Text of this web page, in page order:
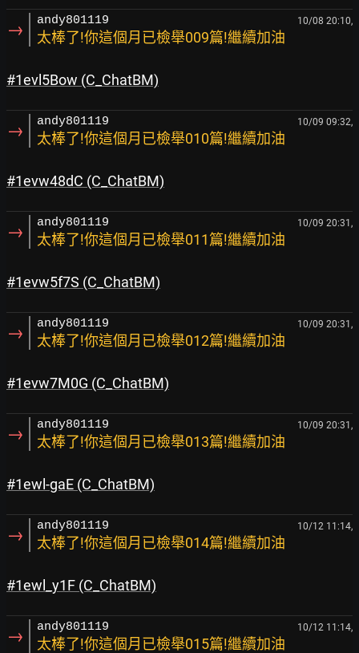
→ andy801119 10/08 20:10,
太棒了!你這個月已檢舉009篇!繼續加油
#1evl5Bow (C_ChatBM)
→ andy801119 10/09 09:32,
太棒了!你這個月已檢舉010篇!繼續加油
#1evw48dC (C_ChatBM)
→ andy801119 10/09 20:31,
太棒了!你這個月已檢舉011篇!繼續加油
#1evw5f7S (C_ChatBM)
→ andy801119 10/09 20:31,
太棒了!你這個月已檢舉012篇!繼續加油
#1evw7M0G (C_ChatBM)
→ andy801119 10/09 20:31,
太棒了!你這個月已檢舉013篇!繼續加油
#1ewl-gaE (C_ChatBM)
→ andy801119 10/12 11:14,
太棒了!你這個月已檢舉014篇!繼續加油
#1ewl_y1F (C_ChatBM)
→ andy801119 10/12 11:14,
太棒了!你這個月已檢舉015篇!繼續加油